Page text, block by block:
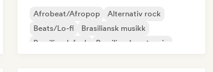
Afrobeat/Afropop
Alternativ rock
Beats/Lo-fi
Brasiliansk musikk
Brasiliansk funk
Brasiliansk sertanejo